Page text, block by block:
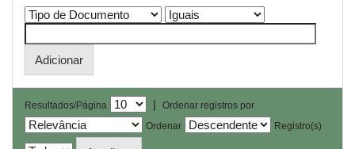
Resultados/Página |
Ordenar registros por
Ordenar
Registro(s)